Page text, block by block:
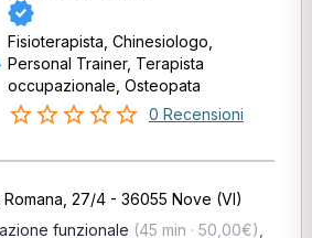
Fisioterapista, Chinesiologo,
Personal Trainer, Terapista
occupazionale, Osteopata
0 Recensioni
Romana, 27/4 - 36055 Nove (VI)
funzionale (45 min · 50,00€)